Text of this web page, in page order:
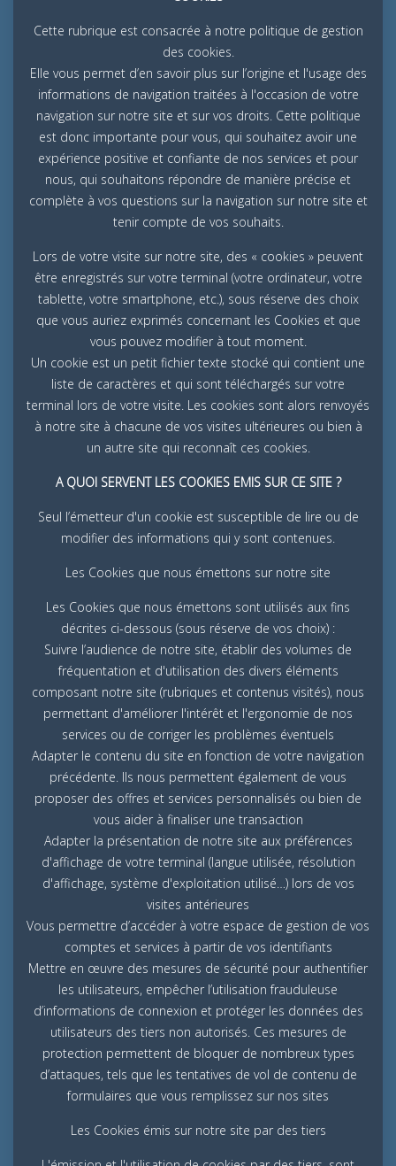
Cette rubrique est consacrée à notre politique de gestion
des cookies.
Elle vous permet d’en savoir plus sur l’origine et l'usage des
informations de navigation traitées à l'occasion de votre
navigation sur notre site et sur vos droits. Cette politique
est donc importante pour vous, qui souhaitez avoir une
expérience positive et confiante de nos services et pour
nous, qui souhaitons répondre de manière précise et
complète à vos questions sur la navigation sur notre site et
tenir compte de vos souhaits.
Lors de votre visite sur notre site, des « cookies » peuvent
être enregistrés sur votre terminal (votre ordinateur, votre
tablette, votre smartphone, etc.), sous réserve des choix
que vous auriez exprimés concernant les Cookies et que
vous pouvez modifier à tout moment.
Un cookie est un petit fichier texte stocké qui contient une
liste de caractères et qui sont téléchargés sur votre
terminal lors de votre visite. Les cookies sont alors renvoyés
à notre site à chacune de vos visites ultérieures ou bien à
un autre site qui reconnaît ces cookies.
A QUOI SERVENT LES COOKIES EMIS SUR CE SITE ?
Seul l’émetteur d'un cookie est susceptible de lire ou de
modifier des informations qui y sont contenues.
Les Cookies que nous émettons sur notre site
Les Cookies que nous émettons sont utilisés aux fins
décrites ci-dessous (sous réserve de vos choix) :
Suivre l’audience de notre site, établir des volumes de
fréquentation et d'utilisation des divers éléments
composant notre site (rubriques et contenus visités), nous
permettant d'améliorer l'intérêt et l'ergonomie de nos
services ou de corriger les problèmes éventuels
Adapter le contenu du site en fonction de votre navigation
précédente. Ils nous permettent également de vous
proposer des offres et services personnalisés ou bien de
vous aider à finaliser une transaction
Adapter la présentation de notre site aux préférences
d'affichage de votre terminal (langue utilisée, résolution
d'affichage, système d'exploitation utilisé…) lors de vos
visites antérieures
Vous permettre d’accéder à votre espace de gestion de vos
comptes et services à partir de vos identifiants
Mettre en œuvre des mesures de sécurité pour authentifier
les utilisateurs, empêcher l’utilisation frauduleuse
d’informations de connexion et protéger les données des
utilisateurs des tiers non autorisés. Ces mesures de
protection permettent de bloquer de nombreux types
d’attaques, tels que les tentatives de vol de contenu de
formulaires que vous remplissez sur nos sites
Les Cookies émis sur notre site par des tiers